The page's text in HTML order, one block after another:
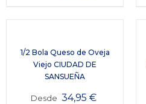
1/2 Bola Queso de Oveja
Viejo CIUDAD DE
SANSUEÑA
Desde 34,95€